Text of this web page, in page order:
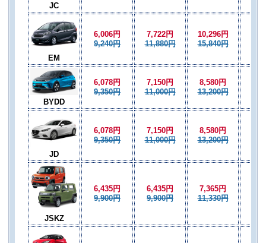
JC
EM
6,006円
9,240円
7,722円
11,880円
10,296円
15,840円
BYDD
6,078円
9,350円
7,150円
11,000円
8,580円
13,200円
JD
6,078円
9,350円
7,150円
11,000円
8,580円
13,200円
JSKZ
6,435円
9,900円
6,435円
9,900円
7,365円
11,330円